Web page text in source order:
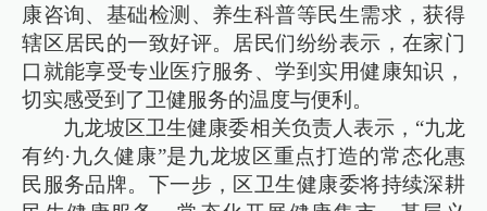
康咨询、基础检测、养生科普等民生需求，获得
辖区居民的一致好评。居民们纷纷表示，在家门
口就能享受专业医疗服务、学到实用健康知识，
切实感受到了卫健服务的温度与便利。
九龙坡区卫生健康委相关负责人表示，“九龙
有约·九久健康”是九龙坡区重点打造的常态化惠
民服务品牌。下一步，区卫生健康委将持续深耕